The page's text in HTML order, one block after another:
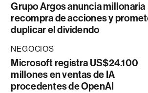
Grupo Argos anuncia millonaria
recompra de acciones y
duplicar el dividendo
NEGOCIOS
Microsoft registra US$24.100
millones en ventas de IA
procedentes de OpenAI